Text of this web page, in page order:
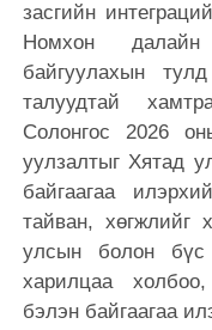
засгийн
Номхон
байгуулахын
талуудтай
Солонгос 2026
уулзалтыг Хятад
байгаагаа
тайван, хөгжлийг
улсын болон бүс
харилцаа
бэлэн байгаагаа